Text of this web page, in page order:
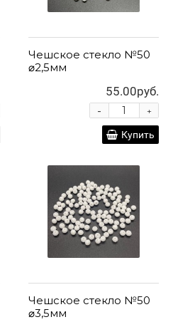
Чешское стекло №50
⌀2,5мм
55.00руб.
+
-
Купить
Чешское стекло №50
⌀3,5мм